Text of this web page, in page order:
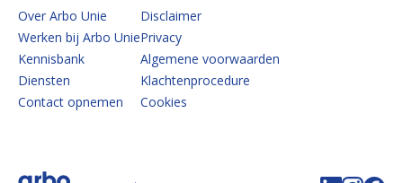
Over Arbo Unie
Werken bij Arbo Unie
Kennisbank
Diensten
Contact opnemen
Disclaimer
Privacy
Algemene voorwaarden
Klachtenprocedure
Cookies